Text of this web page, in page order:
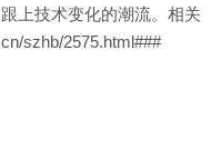
上技术变化的潮流。相关
szhb/2575.html###